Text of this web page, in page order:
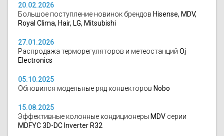
20.02.2026
Большое поступление новинок брендов Hisense, MDV,
Royal Clima, Hair, LG, Mitsubishi
27.01.2026
Распродажа терморегуляторов и метеостанций Oj
Electronics
05.10.2025
Обновился модельные ряд конвекторов Nobo
15.08.2025
Эффективные колонные кондиционеры MDV серии
MDFYC 3D-DC Inverter R32